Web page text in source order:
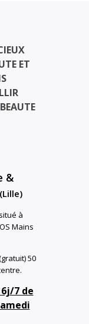
ET
&
à
Mains
50
7 de